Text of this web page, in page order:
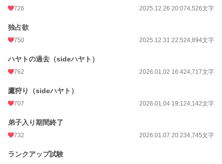
726 2025.12.26 20:074,526文字
独占欲
750 2025.12.31 22:524,894文字
ハヤトの過去（sideハヤト）
762 2026.01.02 16:424,717文字
鷹狩り（sideハヤト）
707 2026.01.04 19:124,142文字
弟子入り期間終了
732 2026.01.07 20:234,745文字
ランクアップ試験